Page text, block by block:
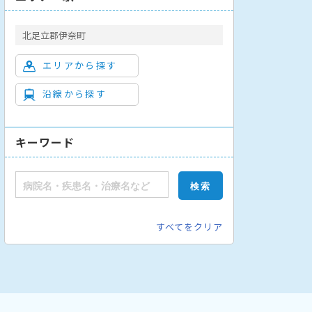
北足立郡伊奈町
エリアから探す
沿線から探す
キーワード
すべてをクリア